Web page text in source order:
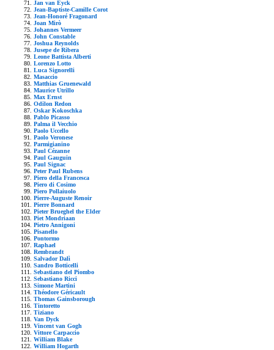
Jan van Eyck
Jean-Baptiste-Camille Corot
Jean-Honoré Fragonard
Joan Mirò
Johannes Vermeer
John Constable
Joshua Reynolds
Jusepe de Ribera
Leone Battista Alberti
Lorenzo Lotto
Luca Signorelli
Masaccio
Matthias Gruenewald
Maurice Utrillo
Max Ernst
Odilon Redon
Oskar Kokoschka
Pablo Picasso
Palma il Vecchio
Paolo Uccello
Paolo Veronese
Parmigianino
Paul Cézanne
Paul Gauguin
Paul Signac
Peter Paul Rubens
Piero della Francesca
Piero di Cosimo
Piero Pollaiuolo
Pierre-Auguste Renoir
Pierre Bonnard
Pieter Brueghel the Elder
Piet Mondriaan
Pietro Annigoni
Pisanello
Pontormo
Raphael
Rembrandt
Salvador Dalì
Sandro Botticelli
Sebastiano del Piombo
Sebastiano Ricci
Simone Martini
Théodore Géricault
Thomas Gainsborough
Tintoretto
Tiziano
Van Dyck
Vincent van Gogh
Vittore Carpaccio
William Blake
William Hogarth